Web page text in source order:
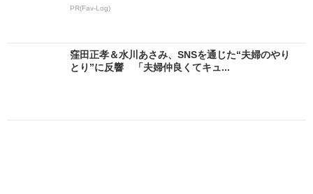
PR(Fav-Log)
窪田正孝＆水川あさみ、SNSを通じた“夫婦のやり
とり”に反響 「夫婦仲良くてキュ...